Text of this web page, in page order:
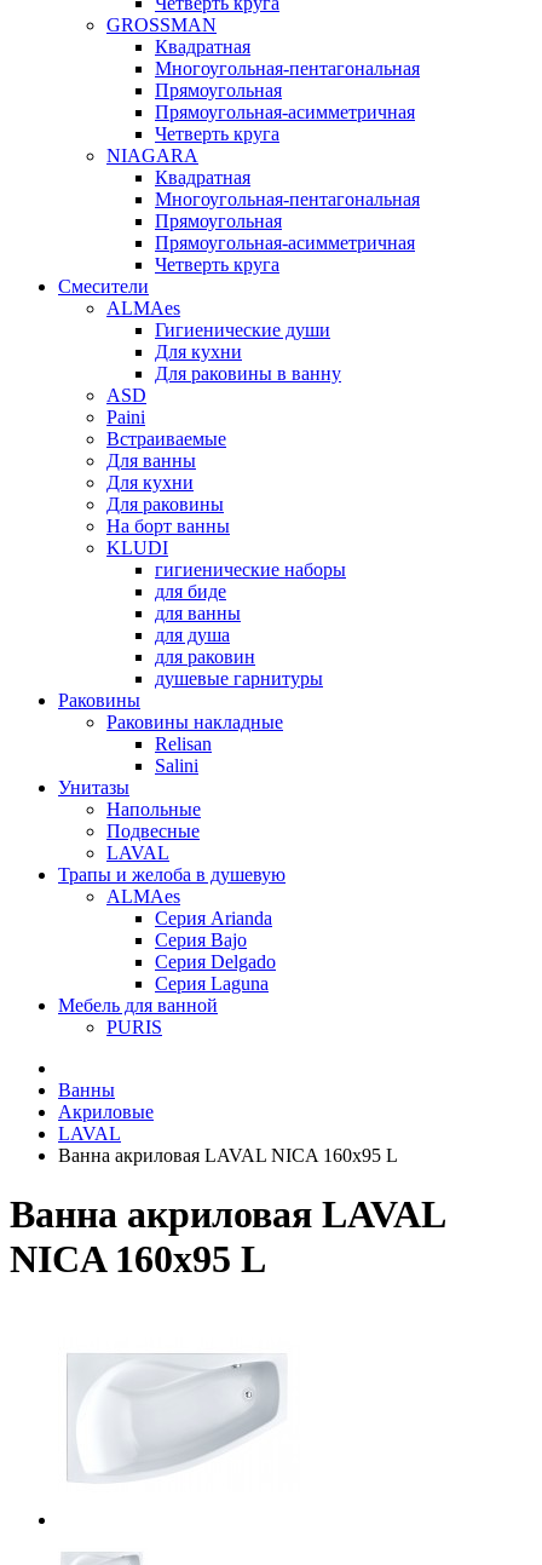
GROSSMAN
Квадратная
Многоугольная-пентагональная
Прямоугольная
Прямоугольная-асимметричная
Четверть круга
NIAGARA
Квадратная
Многоугольная-пентагональная
Прямоугольная
Прямоугольная-асимметричная
Четверть круга
Смесители
ALMAes
Гигиенические души
Для кухни
Для раковины в ванну
ASD
Paini
Встраиваемые
Для ванны
Для кухни
Для раковины
На борт ванны
KLUDI
гигиенические наборы
для биде
для ванны
для душа
для раковин
душевые гарнитуры
Раковины
Раковины накладные
Relisan
Salini
Унитазы
Напольные
Подвесные
LAVAL
Трапы и желоба в душевую
ALMAes
Серия Arianda
Серия Bajo
Серия Delgado
Серия Laguna
Мебель для ванной
PURIS
Ванны
Акриловые
LAVAL
Ванна акриловая LAVAL NICA 160x95 L
Ванна акриловая LAVAL
NICA 160x95 L